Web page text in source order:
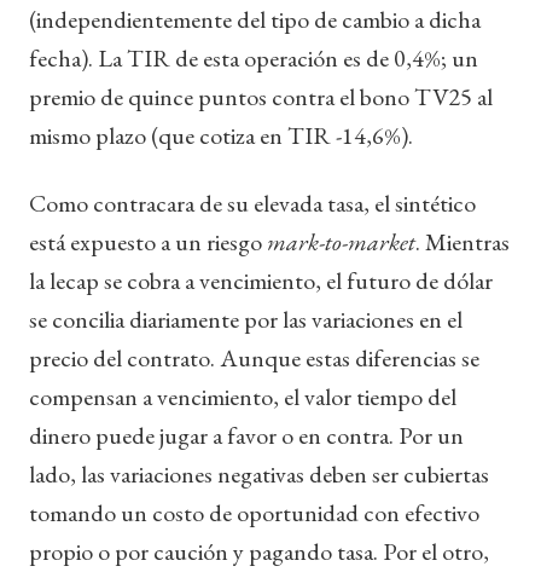
(independientemente del tipo de cambio a dicha
fecha). La TIR de esta operación es de 0,4%; un
premio de quince puntos contra el bono TV25 al
mismo plazo (que cotiza en TIR -14,6%).
Como contracara de su elevada tasa, el sintético
está expuesto a un riesgomark-to-market. Mientras
la lecap se cobra a vencimiento, el futuro de dólar
se concilia diariamente por las variaciones en el
precio del contrato. Aunque estas diferencias se
compensan a vencimiento, el valor tiempo del
dinero puede jugar a favor o en contra. Por un
lado, las variaciones negativas deben ser cubiertas
tomando un costo de oportunidad con efectivo
propio o por caución y pagando tasa. Por el otro,